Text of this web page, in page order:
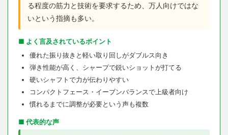
る程度の筋力と技術を要求するため、万人向けではな
いという指摘も多い。
■ よく言及されているポイント
優れた振り抜きと軽い取り回しがダブルス向き
弾き性能が高く、シャープで鋭いショットが打てる
硬いシャフトで力が伝わりやすい
コンパクトフェース・イーブンバランスで上級者向け
慣れるまでに調整が必要という声も複数
■ 代表的な声